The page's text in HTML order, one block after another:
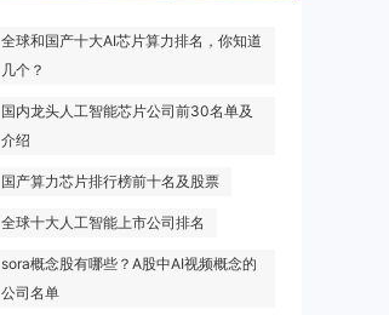
全球和国产十大AI芯片算力排名，你知道
几个？
国内龙头人工智能芯片公司前30名单及
介绍
国产算力芯片排行榜前十名及股票
全球十大人工智能上市公司排名
sora概念股有哪些？A股中AI视频概念的
公司名单